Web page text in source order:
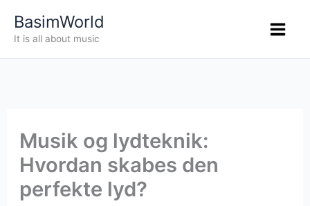
BasimWorld
It is all about music
Musik og lydteknik:
Hvordan skabes den
perfekte lyd?